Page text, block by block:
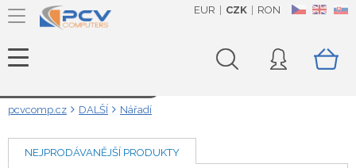
CZ EN SK
EUR CZK RON
pcvcomp.cz DALŠÍ Nářadí
NEJPRODÁVANĚJŠÍ PRODUKTY